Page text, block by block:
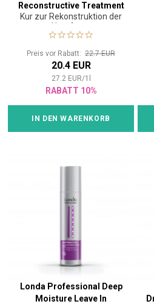
Reconstructive Treatment
750 ml
Kur zur Rekonstruktion der
Haarfaser
Preis vor Rabatt: 22.7 EUR
20.4 EUR
27.2 EUR/1
RABATT 10%
IN DEN WARENKORB
Londa Professional Deep
Moisture Leave In